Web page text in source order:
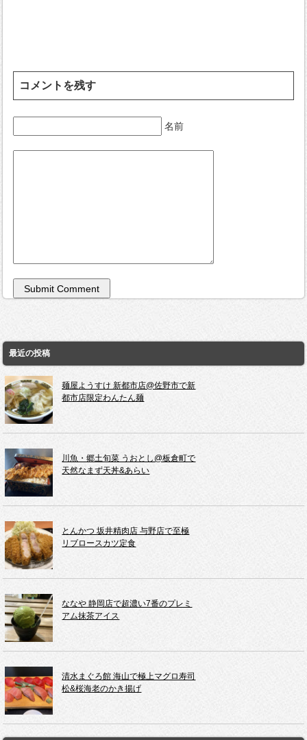
コメントを残す
名前
最近の投稿
麺屋ようすけ 新都市店@佐野市で新
都市店限定わんたん麺
川魚・郷土旬菜 うおとし@板倉町で
天然なまず天丼&あらい
とんかつ 坂井精肉店 与野店で至極
リブロースカツ定食
ななや 静岡店で超濃い7番のプレミ
アム抹茶アイス
清水まぐろ館 海山で極上マグロ寿司
松&桜海老のかき揚げ